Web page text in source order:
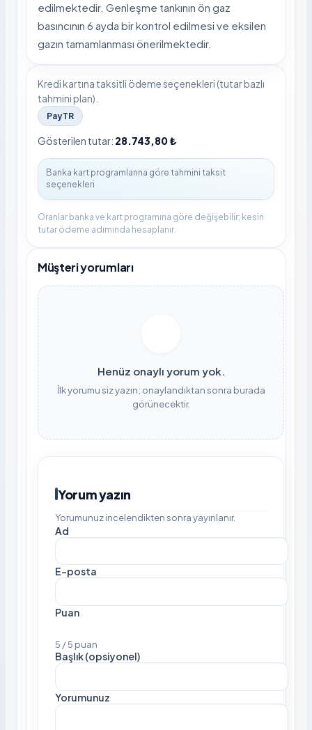
edilmektedir. Genleşme tankının ön gaz
basıncının 6 ayda bir kontrol edilmesi ve eksilen
gazın tamamlanması önerilmektedir.
Kredi kartına taksitli ödeme seçenekleri (tutar bazlı
tahmini plan).
PayTR
Gösterilen tutar: 28.743,80 ₺
Oranlar banka ve kart programına göre değişebilir; kesin
tutar ödeme adımında hesaplanır.
Müşteri yorumları
Henüz onaylı yorum yok.
İlk yorumu siz yazın; onaylandıktan sonra burada
görünecektir.
Yorum yazın
Yorumunuz incelendikten sonra yayınlanır.
Ad
E-posta
Puan
5 / 5 puan
Başlık (opsiyonel)
Yorumunuz